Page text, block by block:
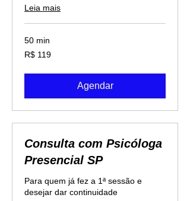
Leia mais
50 min
119
Reais
R$ 119
Agendar
Consulta com Psicóloga
Presencial SP
Para quem já fez a 1ª sessão e
desejar dar continuidade